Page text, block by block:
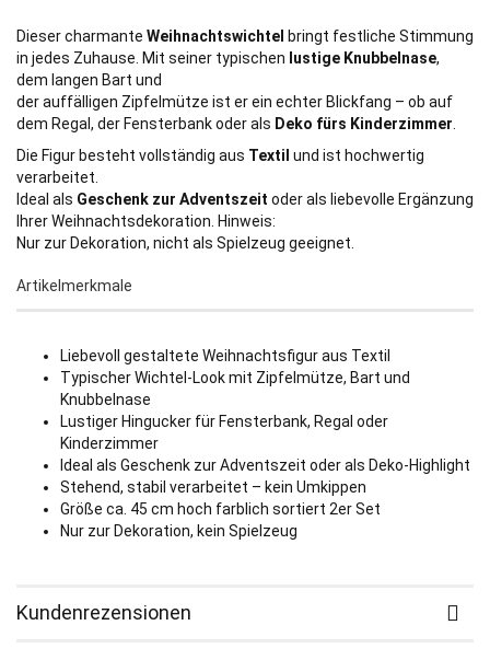
Dieser charmante Weihnachtswichtel bringt festliche Stimmung
in jedes Zuhause. Mit seiner typischen lustige Knubbelnase,
dem langen Bart und
der auffälligen Zipfelmütze ist er ein echter Blickfang – ob auf
dem Regal, der Fensterbank oder als Deko fürs Kinderzimmer.
Die Figur besteht vollständig aus Textil und ist hochwertig
verarbeitet.
Ideal als Geschenk zur Adventszeit oder als liebevolle Ergänzung
Ihrer Weihnachtsdekoration. Hinweis:
Nur zur Dekoration, nicht als Spielzeug geeignet.
Artikelmerkmale
Liebevoll gestaltete Weihnachtsfigur aus Textil
Typischer Wichtel-Look mit Zipfelmütze, Bart und
Knubbelnase
Lustiger Hingucker für Fensterbank, Regal oder
Kinderzimmer
Ideal als Geschenk zur Adventszeit oder als Deko-Highlight
Stehend, stabil verarbeitet – kein Umkippen
Größe ca. 45 cm hoch farblich sortiert 2er Set
Nur zur Dekoration, kein Spielzeug
Kundenrezensionen